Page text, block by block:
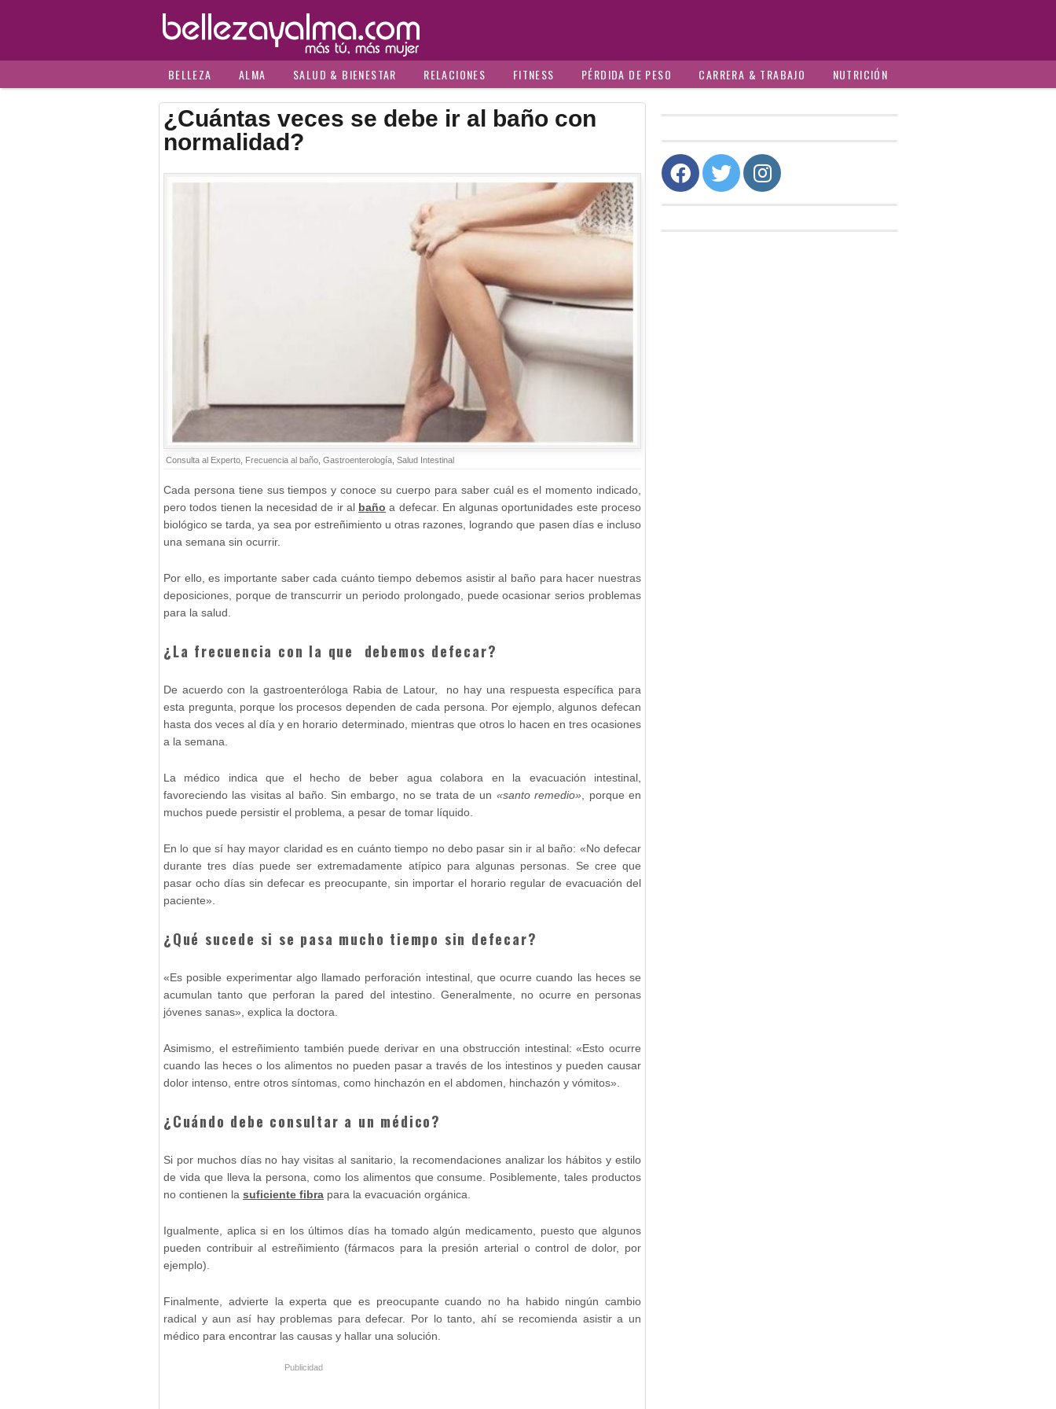
BELLEZA ALMA SALUD & BIENESTAR RELACIONES FITNESS PÉRDIDA DE PESO CARRERA & TRABAJO NUTRICIÓN
¿Cuántas veces se debe ir al baño con
normalidad?
Consulta al Experto Frecuencia al baño Gastroenterología Salud Intestinal
Cada persona tiene sus tiempos y conoce su cuerpo para saber cuál es el momento indicado,
pero todos tienen la necesidad de ir al baño a defecar. En algunas oportunidades este proceso
biológico se tarda, ya sea por estreñimiento u otras razones, logrando que pasen días e incluso
una semana sin ocurrir.
Por ello, es importante saber cada cuánto tiempo debemos asistir al baño para hacer nuestras
deposiciones, porque de transcurrir un periodo prolongado, puede ocasionar serios problemas
para la salud.
¿La frecuencia con la que debemos defecar?
De acuerdo con la gastroenteróloga Rabia de Latour, no hay una respuesta específica para
esta pregunta, porque los procesos dependen de cada persona. Por ejemplo, algunos defecan
hasta dos veces al día y en horario determinado, mientras que otros lo hacen en tres ocasiones
a la semana.
La médico indica que el hecho de beber agua colabora en la evacuación intestinal,
favoreciendo las visitas al baño. Sin embargo, no se trata de un «santo remedio», porque en
muchos puede persistir el problema, a pesar de tomar líquido.
En lo que sí hay mayor claridad es en cuánto tiempo no debo pasar sin ir al baño: «No defecar
durante tres días puede ser extremadamente atípico para algunas personas. Se cree que
pasar ocho días sin defecar es preocupante, sin importar el horario regular de evacuación del
paciente».
¿Qué sucede si se pasa mucho tiempo sin defecar?
«Es posible experimentar algo llamado perforación intestinal, que ocurre cuando las heces se
acumulan tanto que perforan la pared del intestino. Generalmente, no ocurre en personas
jóvenes sanas», explica la doctora.
Asimismo, el estreñimiento también puede derivar en una obstrucción intestinal: «Esto ocurre
cuando las heces o los alimentos no pueden pasar a través de los intestinos y pueden causar
dolor intenso, entre otros síntomas, como hinchazón en el abdomen, hinchazón y vómitos».
¿Cuándo debe consultar a un médico?
Si por muchos días no hay visitas al sanitario, la recomendaciones analizar los hábitos y estilo
de vida que lleva la persona, como los alimentos que consume. Posiblemente, tales productos
no contienen la suficiente fibra para la evacuación orgánica.
Igualmente, aplica si en los últimos días ha tomado algún medicamento, puesto que algunos
pueden contribuir al estreñimiento (fármacos para la presión arterial o control de dolor, por
ejemplo).
Finalmente, advierte la experta que es preocupante cuando no ha habido ningún cambio
radical y aun así hay problemas para defecar. Por lo tanto, ahí se recomienda asistir a un
médico para encontrar las causas y hallar una solución.
Publicidad